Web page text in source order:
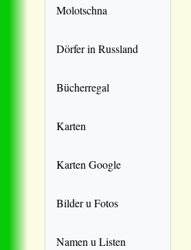
Molotschna
Dörfer in Russland
Bücherregal
Karten
Karten Google
Bilder u Fotos
Namen u Listen